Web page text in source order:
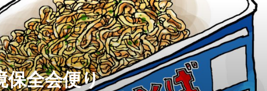
保全会便り